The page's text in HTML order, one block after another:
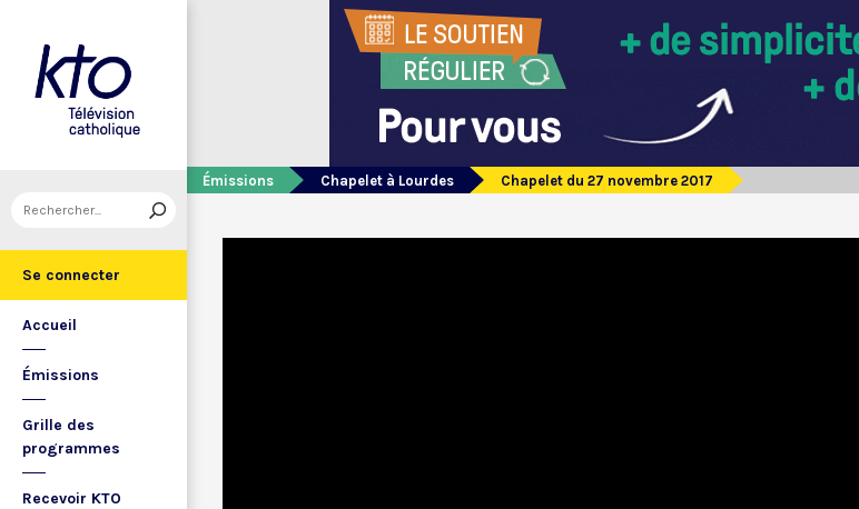
Se connecter
Accueil
Émissions
Grille des
programmes
Recevoir KTO
Émissions Chapelet à Lourdes Chapelet du 27 novembre 2017